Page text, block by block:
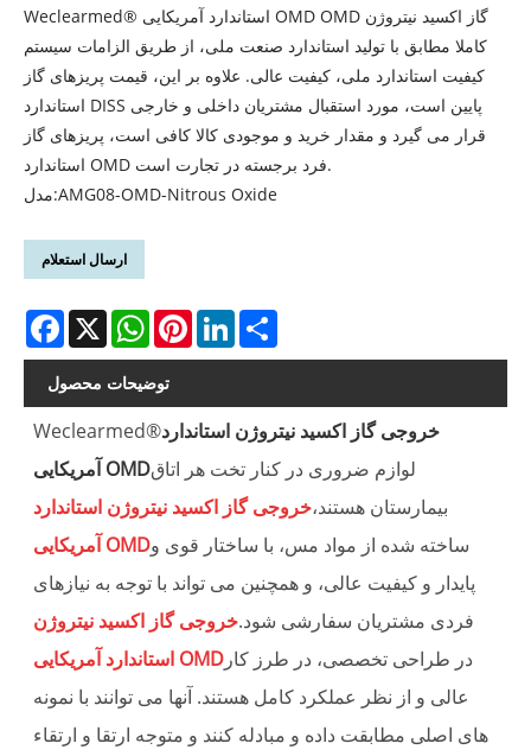
Weclearmed® استاندارد آمریکایی OMD OMD گاز اکسید نیتروژن
کاملا مطابق با تولید استاندارد صنعت ملی، از طریق الزامات سیستم
کیفیت استاندارد ملی، کیفیت عالی. علاوه بر این، قیمت پریزهای گاز
استاندارد DISS پایین است، مورد استقبال مشتریان داخلی و خارجی
قرار می گیرد و مقدار خرید و موجودی کالا کافی است، پریزهای گاز
استاندارد OMD فرد برجسته در تجارت است.
مدل:AMG08-OMD-Nitrous Oxide
ارسال استعلام
Facebook
X WhatsAppPinterestLinkedIn
توضیحات محصول
Weclearmed®خروجی گاز اکسید نیتروژن استاندارد
آمریکایی OMDلوازم ضروری در کنار تخت هر اتاق
بیمارستان هستند،خروجی گاز اکسید نیتروژن استاندارد
آمریکایی OMDساخته شده از مواد مس، با ساختار قوی و
پایدار و کیفیت عالی، و همچنین می تواند با توجه به نیازهای
فردی مشتریان سفارشی شود.خروجی گاز اکسید نیتروژن
استاندارد آمریکایی OMD در طراحی تخصصی، در طرز کار
عالی و از نظر عملکرد کامل هستند. آنها می توانند با نمونه
های اصلی مطابقت داده و مبادله کنند و متوجه ارتقا و ارتقاء